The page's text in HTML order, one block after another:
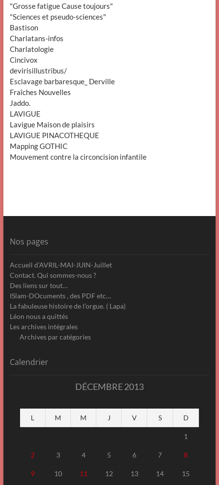
"Grosse fatigue Cause toujours"
"Sciences et pseudo-sciences"
Bastison
Charlatans-infos
Charlatologie
Cincivox
devirisillustribus/
Esclavage barbaresque_ Derville
Fraîches Nouvelles
Jaddo.
LAVIGUE
Lavigue Maison de plaisirs
LAVIGUE PINACOTHEQUE
Mapping GOTHIC
Mouvement contre la circoncision infantile
Nos pages
Accueil d’AVRIL-MAI-JUIN-Juillet
Contact. Qui sommes-nous ?
Des liens sur tout…
ISlam-DOcuments , des PDF etc…
La fabuleuse histoire de l’orgue. ( Lapa)
Léon nous a quittés
Les archives intégrales
Archives par catégories
Calendrier
DÉCEMBRE 2013
L M M J V S D
1
2 3 4 5 6 7 8
9 10 11 12 13 14 15